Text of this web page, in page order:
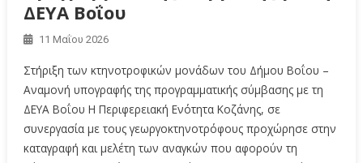
ΔΕΥΑ Βοΐου
11 Μαΐου 2026
Στήριξη των κτηνοτροφικών μονάδων του Δήμου Βοΐου –
Αναμονή υπογραφής της προγραμματικής σύμβασης με τη
ΔΕΥΑ Βοΐου Η Περιφερειακή Ενότητα Κοζάνης, σε
συνεργασία με τους γεωργοκτηνοτρόφους προχώρησε στην
καταγραφή και μελέτη των αναγκών που αφορούν τη